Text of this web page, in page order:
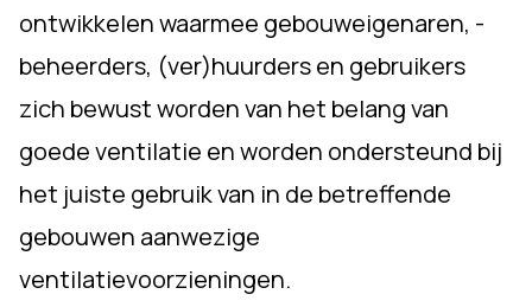
ontwikkelen waarmee gebouweigenaren, -
beheerders, (ver)huurders en gebruikers
zich bewust worden van het belang van
goede ventilatie en worden ondersteund bij
het juiste gebruik van in de betreffende
gebouwen aanwezige
ventilatievoorzieningen.